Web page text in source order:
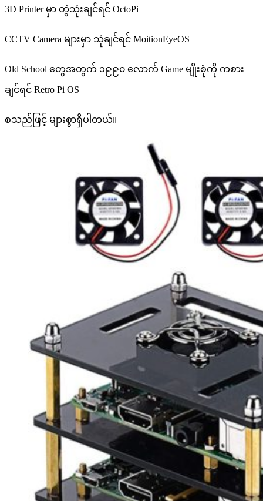
3D Printer မှာ တွဲသုံးချင်ရင် OctoPi
CCTV Camera များမှာ သုံချင်ရင် MoitionEyeOS
Old School တွေအတွက် ၁၉၉၀ လောက် Game မျိုးစုံကို ကစား
ချင်ရင် Retro Pi OS
စသည်ဖြင့် များစွာရှိပါတယ်။